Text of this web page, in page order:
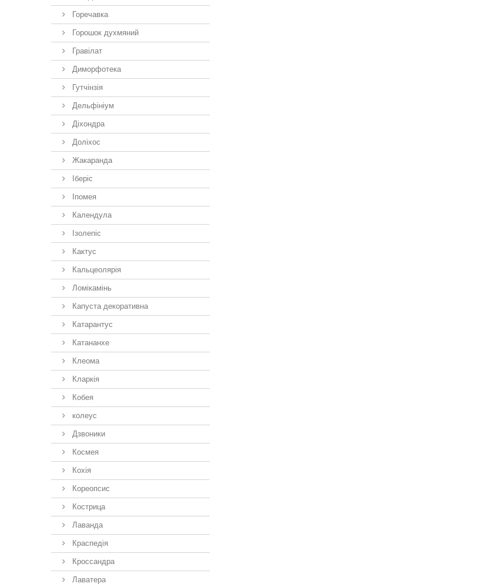
Горечавка
Горошок духмяний
Гравілат
Диморфотека
Гутчінзія
Дельфініум
Діхондра
Доліхос
Жакаранда
Іберiс
Іпомея
Календула
Ізолепіс
Кактус
Кальцеолярія
Ломікамінь
Капуста декоративна
Катарантус
Катананхе
Клеома
Кларкія
Кобея
колеус
Дзвоники
Космея
Кохія
Кореопсис
Кострица
Лаванда
Краспедія
Кроссандра
Лаватера